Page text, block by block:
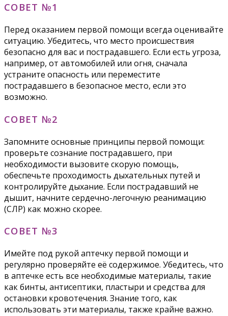
СОВЕТ №1
Перед оказанием первой помощи всегда оценивайте
ситуацию. Убедитесь, что место происшествия
безопасно для вас и пострадавшего. Если есть угроза,
например, от автомобилей или огня, сначала
устраните опасность или переместите
пострадавшего в безопасное место, если это
возможно.
СОВЕТ №2
Запомните основные принципы первой помощи:
проверьте сознание пострадавшего, при
необходимости вызовите скорую помощь,
обеспечьте проходимость дыхательных путей и
контролируйте дыхание. Если пострадавший не
дышит, начните сердечно-легочную реанимацию
(СЛР) как можно скорее.
СОВЕТ №3
Имейте под рукой аптечку первой помощи и
регулярно проверяйте её содержимое. Убедитесь, что
в аптечке есть все необходимые материалы, такие
как бинты, антисептики, пластыри и средства для
остановки кровотечения. Знание того, как
использовать эти материалы, также крайне важно.